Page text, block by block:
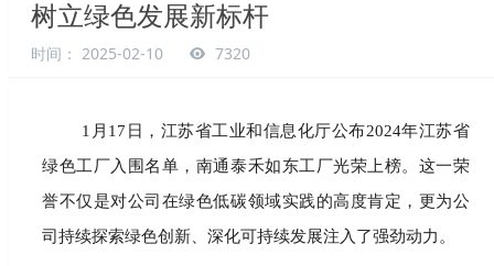
树立绿色发展新标杆
时间： 2025-02-10 7320
1月17日，江苏省工业和信息化厅公布2024年江苏省
绿色工厂入围名单，南通泰禾如东工厂光荣上榜。这一荣
誉不仅是对公司在绿色低碳领域实践的高度肯定，更为公
司持续探索绿色创新、深化可持续发展注入了强劲动力。